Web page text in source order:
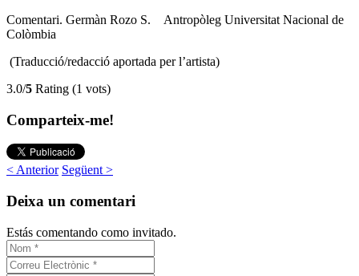
Comentari. Germàn Rozo S. Antropòleg Universitat Nacional de
Colòmbia
(Traducció/redacció aportada per l’artista)
3.0/5 Rating (1 vots)
Comparteix-me!
< Anterior Següent >
Deixa un comentari
Estás comentando como invitado.